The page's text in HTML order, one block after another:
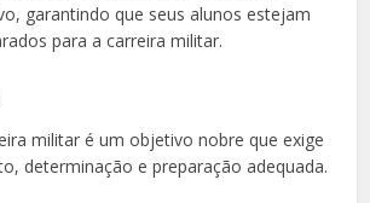
garantindo que seus alunos estejam
para a carreira militar.
militar é um objetivo nobre que exige
determinação e preparação adequada.